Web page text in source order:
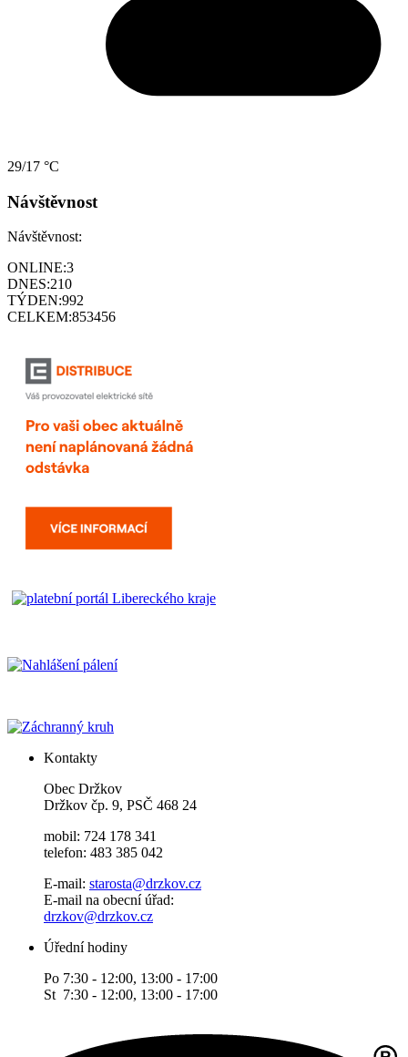
29/17 °C
Návštěvnost
Návštěvnost:
ONLINE:3
DNES:210
TÝDEN:992
CELKEM:853456
Kontakty
Obec Držkov
Držkov čp. 9, PSČ 468 24
mobil: 724 178 341
telefon: 483 385 042
E-mail: starosta@drzkov.cz
E-mail na obecní úřad:
drzkov@drzkov.cz
Úřední hodiny
Po 7:30 - 12:00, 13:00 - 17:00
St 7:30 - 12:00, 13:00 - 17:00